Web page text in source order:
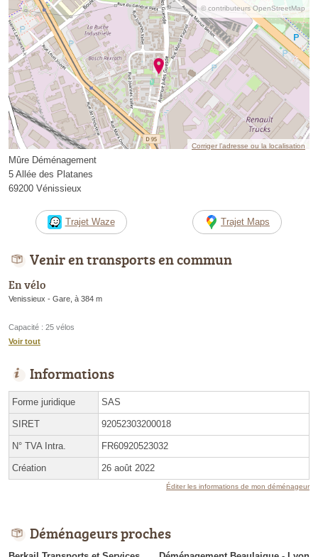
© contributeurs OpenStreetMap
Corriger l’adresse ou la localisation
Mûre Déménagement
5 Allée des Platanes
69200 Vénissieux
Trajet Waze Trajet Maps
Venir en transports en commun
En vélo
Venissieux - Gare, à 384 m
Capacité : 25 vélos
Voir tout
Informations
Forme juridique SAS
SIRET 92052303200018
N° TVA Intra. FR60920523032
Création 26 août 2022
Éditer les informations de mon déménageur
Déménageurs proches